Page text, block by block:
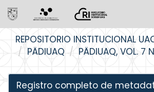
navigation
REPOSITORIO INSTITUCIONAL
PÄDIUAQ
PÄDIUAQ, VOL. 7
Registro completo de